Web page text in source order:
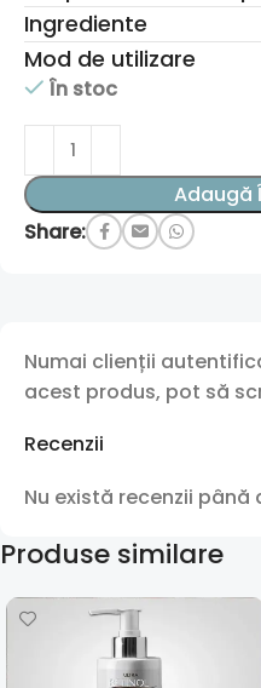
Ingrediente
Mod de utilizare
În stoc
Adaugă
Share:
Recenzii
Nu există recenzii până
Numai clienții
acest produs, pot să
Produse similare